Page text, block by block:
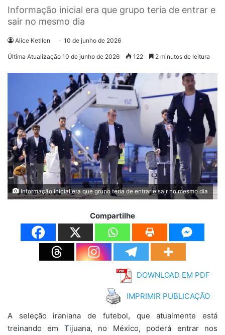
Informação inicial era que grupo teria de entrar e
sair no mesmo dia
Alice Ketllen 10 de junho de 2026
Última Atualização 10 de junho de 2026 122 2 minutos de leitura
Informação inicial era que grupo teria de entrar e sair no mesmo dia
Compartilhe
DOWNLOAD EM PDF
IMPRIMIR PUBLICAÇÃO
A seleção iraniana de futebol, que atualmente está
treinando em Tijuana, no México, poderá entrar nos